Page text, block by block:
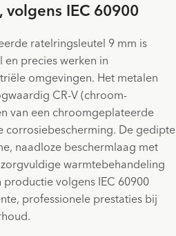
IEC 60900
ratelringsleutel 9 mm is
precies werken in
omgevingen. Het metalen
CR-V (chroom-
van een chroomgeplateerde
corrosiebescherming. De gedipte
naadloze beschermlaag met
warmtebehandeling
volgens IEC 60900
professionele prestaties bij